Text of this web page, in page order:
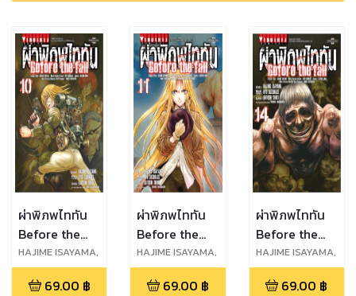
ผ่าพิภพไททัน
Before the
fall เล่ม 10
HAJIME ISAYAMA,
RYO SUZUKAZE,
SATOSHI SHIKI
69.00 ฿
ผ่าพิภพไททัน
Before the
fall เล่ม 11
HAJIME ISAYAMA,
RYO SUZUKAZE,
SATOSHI SHIKI
69.00 ฿
ผ่าพิภพไททัน
Before the
fall เล่ม 14
HAJIME ISAYAMA,
RYO SUZUKAZE,
SATOSHI SHIKI
69.00 ฿